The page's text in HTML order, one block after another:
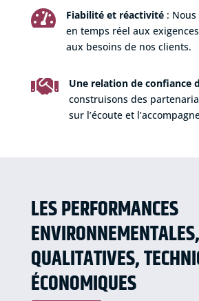
 Fiabilité et réactivité: Nous
en temps réel aux
aux besoins de nos clients.
 Une relation de confiance
construisons des
sur l’écoute et
LES PERFORMANCES
ENVIRONNEMENTALES,
QUALITATIVES,
ÉCONOMIQUES